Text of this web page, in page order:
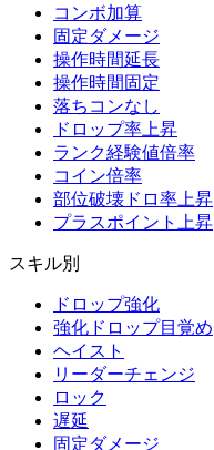
コンボ加算
固定ダメージ
操作時間延長
操作時間固定
落ちコンなし
ドロップ率上昇
ランク経験値倍率
コイン倍率
部位破壊ドロ率上昇
プラスポイント上昇
スキル別
ドロップ強化
強化ドロップ目覚め
ヘイスト
リーダーチェンジ
ロック
遅延
固定ダメージ